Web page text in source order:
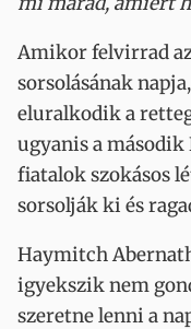
Amikor felvirrad
sorsolásának
eluralkodik a
ugyanis a második
fiatalok szokásos
sorsolják ki és
Haymitch
igyekszik nem
szeretne lenni a